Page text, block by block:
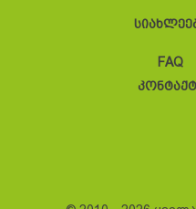
FAQ